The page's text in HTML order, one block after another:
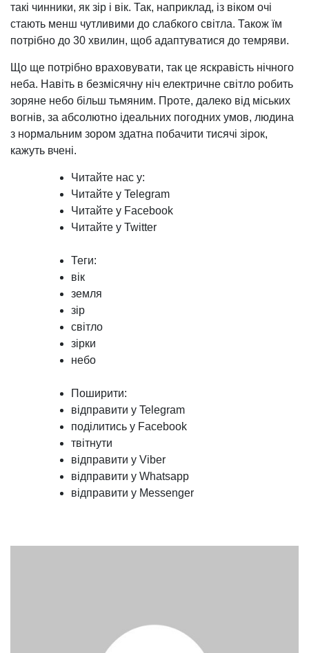
такі чинники, як зір і вік. Так, наприклад, із віком очі
стають менш чутливими до слабкого світла. Також їм
потрібно до 30 хвилин, щоб адаптуватися до темряви.
Що ще потрібно враховувати, так це яскравість нічного
неба. Навіть в безмісячну ніч електричне світло робить
зоряне небо більш тьмяним. Проте, далеко від міських
вогнів, за абсолютно ідеальних погодних умов, людина
з нормальним зором здатна побачити тисячі зірок,
кажуть вчені.
Читайте нас у:
Читайте у Telegram
Читайте у Facebook
Читайте у Twitter
Теги:
вік
земля
зір
світло
зірки
небо
Поширити:
відправити у Telegram
поділитись у Facebook
твітнути
відправити у Viber
відправити у Whatsapp
відправити у Messenger